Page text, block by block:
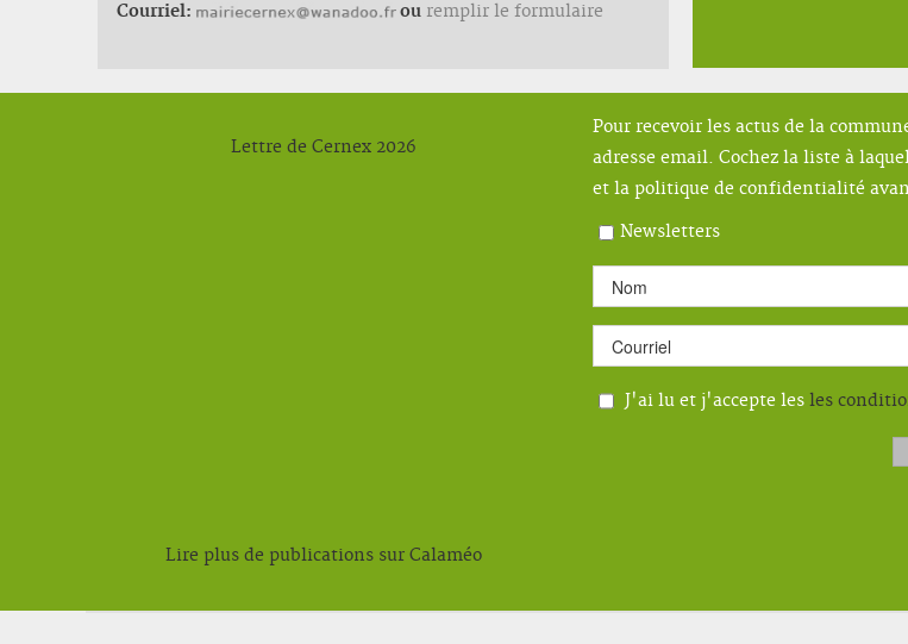
Courriel:
ou remplir le formulaire
Lettre de Cernex 2026
Lire plus de publications sur Calaméo
Pour recevoir les actus de la
adresse email. Cochez la liste à
et la politique de confidentialité
Newsletters
J'ai lu et j'accepte les les